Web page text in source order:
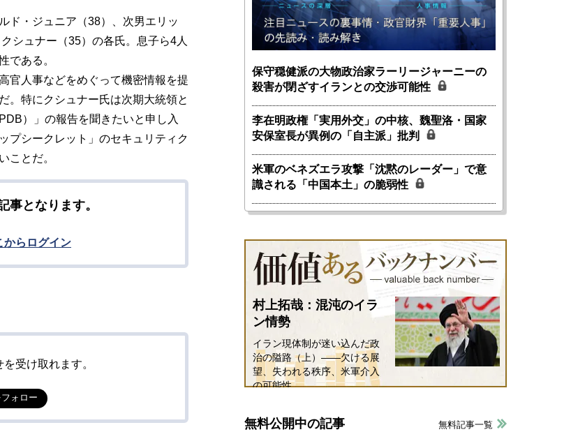
ド・ジュニア（38）、次男エリッ
シュナー（35）の各氏。息子ら4人
である。
官人事などをめぐって機密情報を提
。特にクシュナー氏は次期大統領と
）」の報告を聞きたいと申し入
プシークレット」のセキュリティク
ことだ。
事となります。
からログイン
受け取れます。
ォロー
保守穏健派の大物政治家ラーリージャーニーの
殺害が閉ざすイランとの交渉可能性
李在明政権「実用外交」の中核、魏聖洛・国家
安保室長が異例の「自主派」批判
米軍のベネズエラ攻撃「沈黙のレーダー」で意
識される「中国本土」の脆弱性
村上拓哉：混沌のイラ
ン情勢
イラン現体制が迷い込んだ政
治の隘路（上）――欠ける展
望、失われる秩序、米軍介入
の可能性
無料公開中の記事 無料記事一覧